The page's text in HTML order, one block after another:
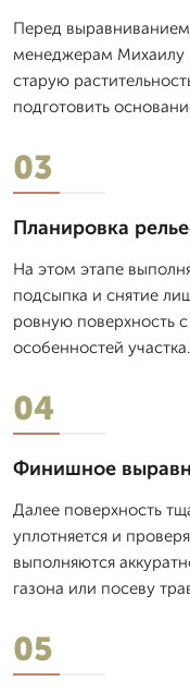
Перед
менеджерам Михаилу
старую
подготовить
03
Планировка
На этом этапе
подсыпка и снятие
ровную поверхность
особенностей участка.
04
Финишное
Далее поверхность
уплотняется и
выполняются
газона или посеву
05